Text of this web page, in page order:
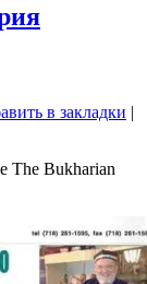
в закладки |
The Bukharian